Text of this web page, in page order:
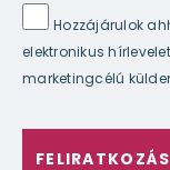
Privacy*
Hozzájárulok
elektronikus
marketingcélú